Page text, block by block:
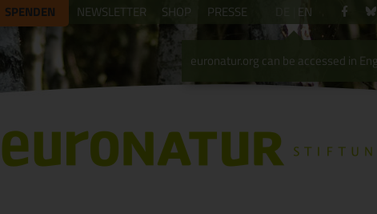
SPENDEN NEWSLETTER SHOP PRESSE
euronatur.org can be accessed in
EN